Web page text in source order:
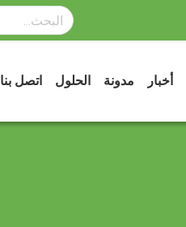
أخبار مدونة الحلول اتصل بنا